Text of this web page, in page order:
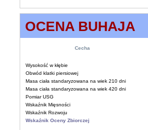
OCENA BUHAJA
Cecha
Wysokość w kłębie
Obwód klatki piersiowej
Masa ciała standaryzowana na wiek 210 dni
Masa ciała standaryzowana na wiek 420 dni
Pomiar USG
Wskaźnik Mięsności
Wskaźnik Rozwoju
Wskaźnik Oceny Zbiorczej